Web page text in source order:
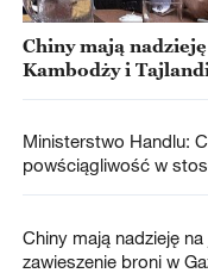
Chiny mają nadzieję na ustabilizowanie
Kambodży i
Ministerstwo Handlu:
powściągliwość w
Chiny mają nadzieję na
zawieszenie broni w